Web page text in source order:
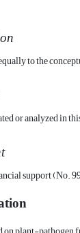
to the
or analyzed in
support (No.